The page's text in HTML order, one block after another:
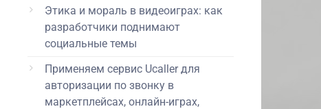
Этика и мораль в видеоиграх: как
разработчики поднимают
социальные темы
Применяем сервис Ucaller для
авторизации по звонку в
маркетплейсах, онлайн-играх,